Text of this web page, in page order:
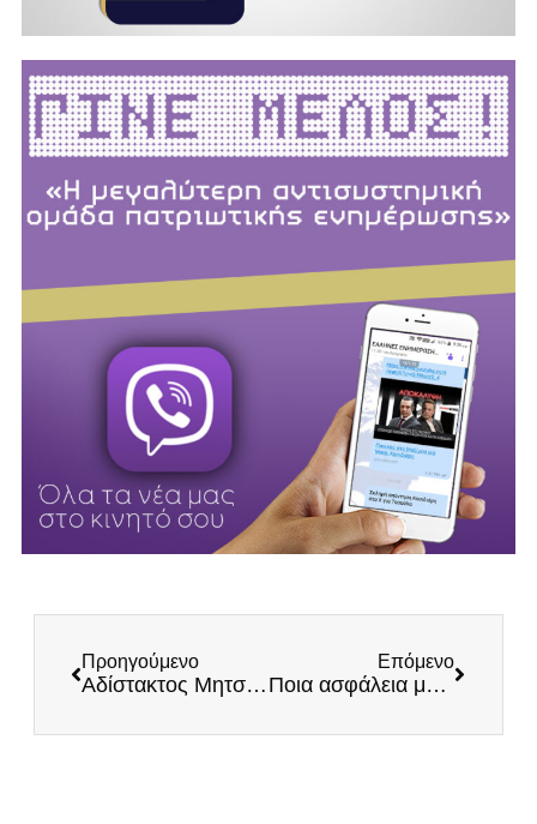
Προηγούμενο
Αδίστακτος Μητσοτάκης τα βάζει με Έλληνα άνεργο! Η κοινωνία βράζει και αυτοί νομίζουν ότι θα έχουν πάντα απέναντί τους… Ευαγγελάτους!
Επόμενο
Ποια ασφάλεια με ΝΔ; Νέα άγρια συμπλοκή αλλοδαπών στην καρδιά της Θεσσαλονίκης! Οι προτάσεις των ΕΛΛΗΝΩΝ για την αντιμετώπιση της εγκληματικότητας!